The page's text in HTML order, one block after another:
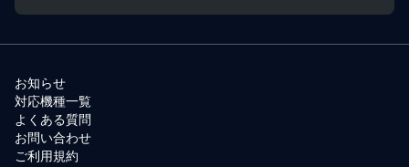
お知らせ
対応機種一覧
よくある質問
お問い合わせ
ご利用規約